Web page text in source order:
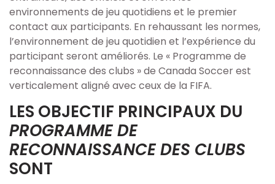
Reconnaissance des clubs
Terrains
Ligues
Nos commanditaires
Codes d'éthiques
Carrières
environnements de jeu quotidiens et le premier
contact aux participants. En rehaussant les normes,
l’environnement de jeu quotidien et l’expérience du
participant seront améliorés. Le « Programme de
reconnaissance des clubs » de Canada Soccer est
verticalement aligné avec ceux de la FIFA.
LES OBJECTIF PRINCIPAUX DU
PROGRAMME DE
RECONNAISSANCE DES CLUBS
SONT